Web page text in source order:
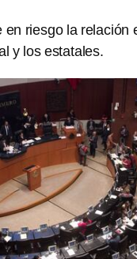
en riesgo la relación
y los estatales.